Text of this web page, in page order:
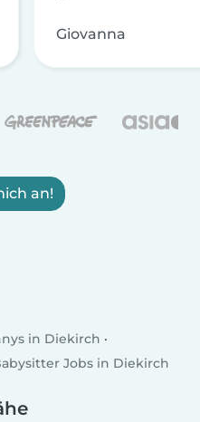
Giovanna
an!
in Diekirch
Jobs in Diekirch